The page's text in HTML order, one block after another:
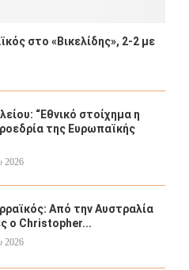
στο «Βικελίδης», 2-2 με
“Εθνικό στοίχημα η
της Ευρωπαϊκής
2026
Από την Αυστραλία
ο Christopher...
2026